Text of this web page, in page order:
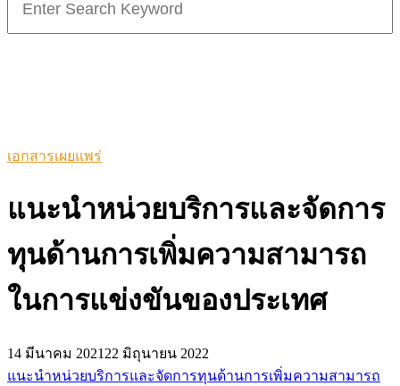
for:
เอกสารเผยแพร่
แนะนำหน่วยบริการและจัดการ
ทุนด้านการเพิ่มความสามารถ
ในการแข่งขันของประเทศ
14 มีนาคม 2021 22 มิถุนายน 2022
แนะนำหน่วยบริการและจัดการทุนด้านการเพิ่มความสามารถ